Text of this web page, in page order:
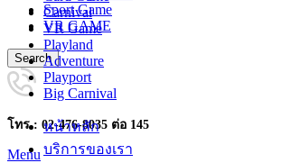
Sport Game
VR GAME
Search
โทร : 02-476-8035 ต่อ 145
Menu
Carnival
VR Game
Playland
Adventure
Playport
Big Carnival
หน้าหลัก
บริการของเรา